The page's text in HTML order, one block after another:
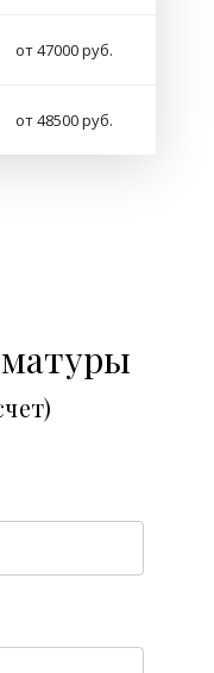
от 47000 руб.
от 48500 руб.